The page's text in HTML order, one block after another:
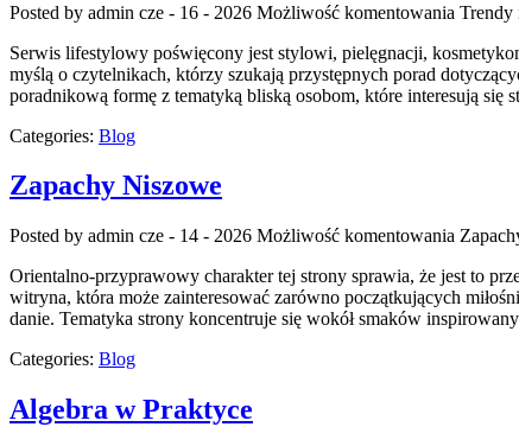
Posted by admin cze - 16 - 2026 Możliwość komentowania Trendy
Serwis lifestylowy poświęcony jest stylowi, pielęgnacji,
myślą o czytelnikach, którzy szukają przystępnych porad
poradnikową formę z tematyką bliską osobom, które interesują
Categories: Blog
Zapachy Niszowe
Posted by admin cze - 14 - 2026 Możliwość komentowania
Orientalno-przyprawowy charakter tej strony sprawia, że jest to
witryna, która może zainteresować zarówno początkujących
danie. Tematyka strony koncentruje się wokół smaków
Categories: Blog
Algebra w Praktyce